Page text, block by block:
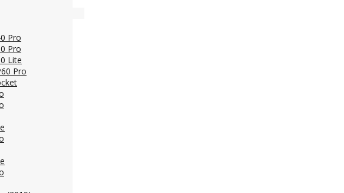
Pro
Pro
Lite
Pro